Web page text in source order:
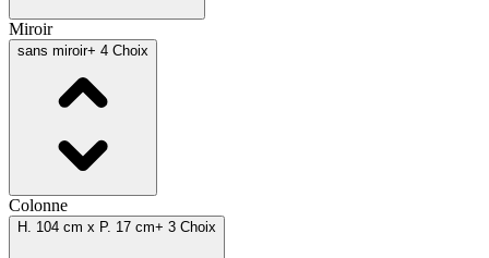
Miroir
sans miroir+ 4 Choix
Colonne
H. 104 cm x P. 17 cm+ 3 Choix